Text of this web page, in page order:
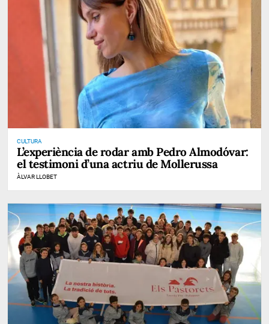
CULTURA
L’experiència de rodar amb Pedro Almodóvar:
el testimoni d’una actriu de Mollerussa
ÀLVAR LLOBET